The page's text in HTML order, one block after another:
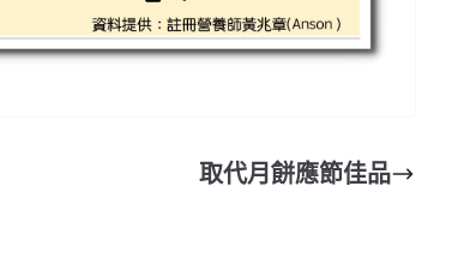
取代月餅應節佳品